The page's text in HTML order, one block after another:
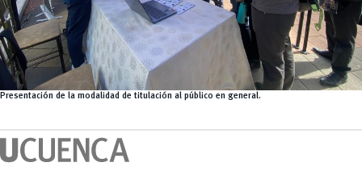
Presentación de la modalidad de titulación al público en general.